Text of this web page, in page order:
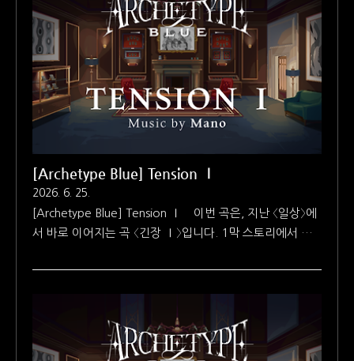
[Archetype Blue] Tension Ⅰ
2026. 6. 25.
[Archetype Blue] Tension Ⅰ 이번 곡은, 지난 〈일상〉에
서 바로 이어지는 곡 〈긴장 Ⅰ〉입니다. 1막 스토리에서 여
위기의 〈일상〉 다음에 바로 〈긴장 Ⅰ〉이 나오면서 분위기가
반전되었을 때의 인상이 너무도 강렬했습니다. 그래서, 겹
만, 〈일상〉과 같은 배경에 바로 이어지는 곡으로 공개하기
로 했습니다. 〈긴장 Ⅰ〉하면 기억나는 게, 이 곡을 작업할